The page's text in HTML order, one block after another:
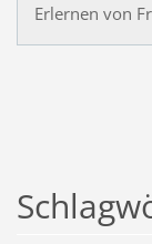
Erlernen von